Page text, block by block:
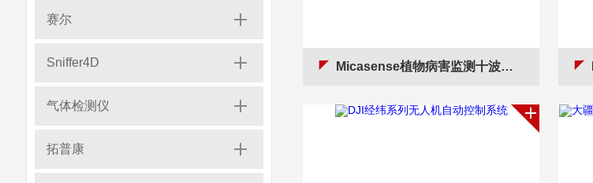
赛尔
Sniffer4D
气体检测仪
拓普康
Micasense植物病害监测十波段光谱相机